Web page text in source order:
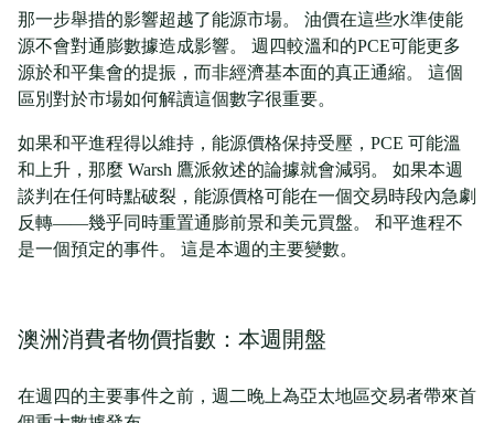
那一步舉措的影響超越了能源市場。 油價在這些水準使能
源不會對通膨數據造成影響。 週四較溫和的PCE可能更多
源於和平集會的提振，而非經濟基本面的真正通縮。 這個
區別對於市場如何解讀這個數字很重要。
如果和平進程得以維持，能源價格保持受壓，PCE 可能溫
和上升，那麼 Warsh 鷹派敘述的論據就會減弱。 如果本週
談判在任何時點破裂，能源價格可能在一個交易時段內急劇
反轉——幾乎同時重置通膨前景和美元買盤。 和平進程不
是一個預定的事件。 這是本週的主要變數。
澳洲消費者物價指數：本週開盤
在週四的主要事件之前，週二晚上為亞太地區交易者帶來首